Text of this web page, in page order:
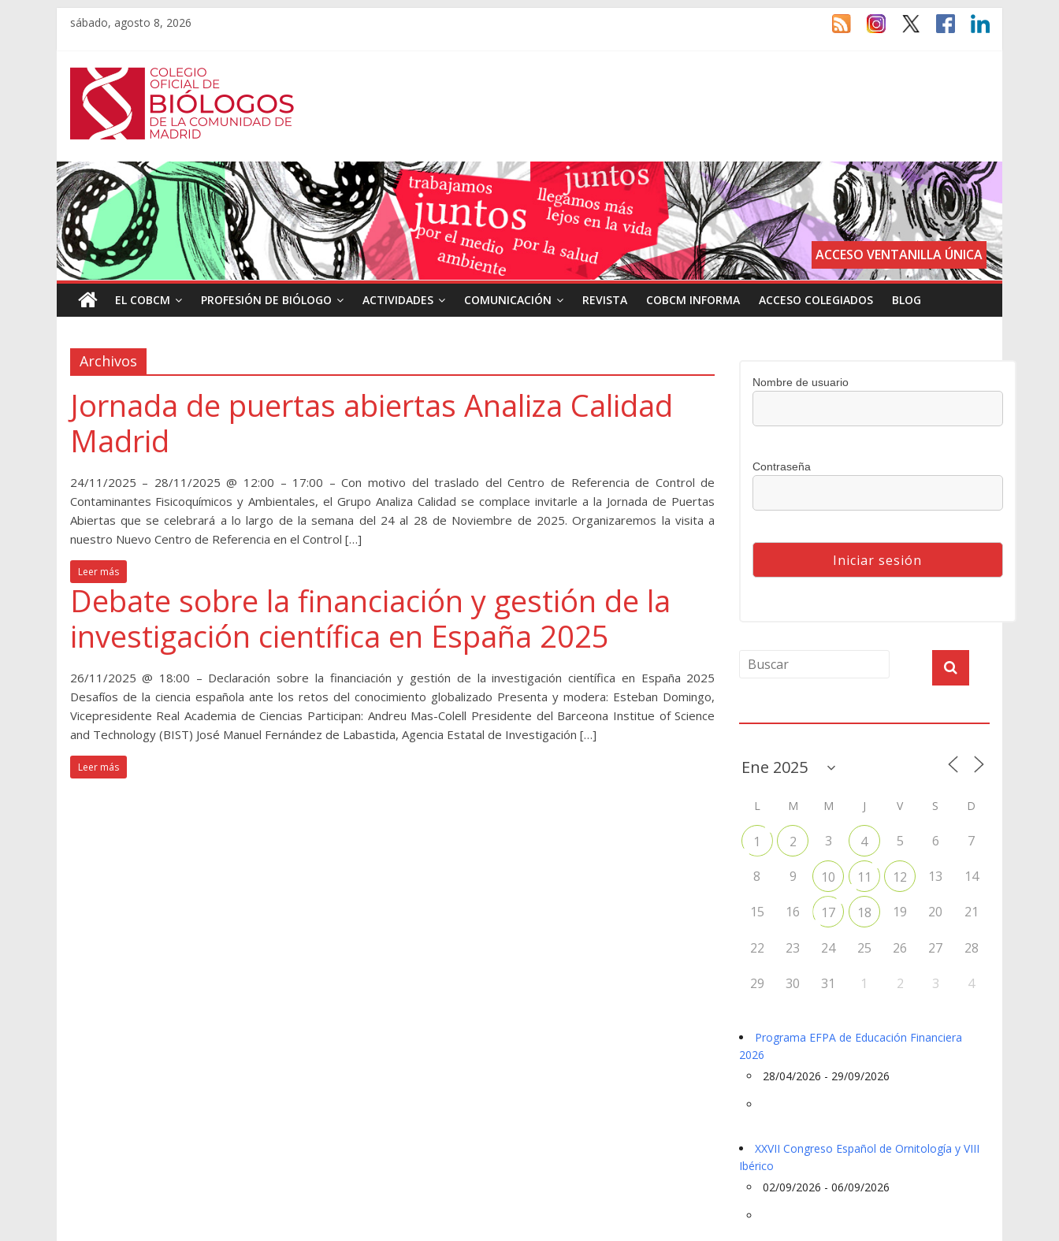
sábado, agosto 8, 2026
ACCESO VENTANILLA ÚNICA
EL COBCM PROFESIÓN DE BIÓLOGO ACTIVIDADES COMUNICACIÓN REVISTA COBCM INFORMA ACCESO COLEGIADOS BLOG
Archivos
Jornada de puertas abiertas Analiza Calidad
Madrid
24/11/2025 – 28/11/2025 @ 12:00 – 17:00 – Con motivo del traslado del Centro de Referencia de Control de
Contaminantes Fisicoquímicos y Ambientales, el Grupo Analiza Calidad se complace invitarle a la Jornada de Puertas
Abiertas que se celebrará a lo largo de la semana del 24 al 28 de Noviembre de 2025. Organizaremos la visita a
nuestro Nuevo Centro de Referencia en el Control […]
Leer más
Debate sobre la financiación y gestión de la
investigación científica en España 2025
26/11/2025 @ 18:00 – Declaración sobre la financiación y gestión de la investigación científica en España 2025
Desafíos de la ciencia española ante los retos del conocimiento globalizado Presenta y modera: Esteban Domingo,
Vicepresidente Real Academia de Ciencias Participan: Andreu Mas-Colell Presidente del Barceona Institue of Science
and Technology (BIST) José Manuel Fernández de Labastida, Agencia Estatal de Investigación […]
Leer más
Nombre de usuario
Contraseña
L M M J V S D
1 2 3 4 5 6 7
8 9 10 11 12 13 14
15 16 17 18 19 20 21
22 23 24 25 26 27 28
29 30 31 1 2 3 4
Programa EFPA de Educación Financiera
2026
28/04/2026 - 29/09/2026
XXVII Congreso Español de Ornitología y VIII
Ibérico
02/09/2026 - 06/09/2026